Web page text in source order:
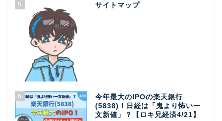
5 サイトマップ
6
今年最大のIPOの楽天銀行
(5838)！日経は「鬼より怖い一
文新値」？【ロキ兄経済4/21】